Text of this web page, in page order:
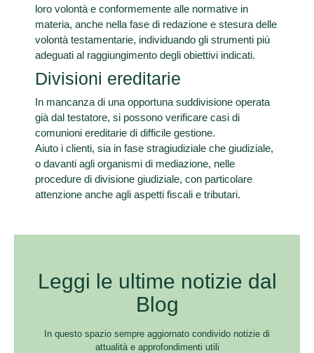
loro volontà e conformemente alle normative in
materia, anche nella fase di redazione e stesura delle
volontà testamentarie, individuando gli strumenti più
adeguati al raggiungimento degli obiettivi indicati.
Divisioni ereditarie
In mancanza di una opportuna suddivisione operata
già dal testatore, si possono verificare casi di
comunioni ereditarie di difficile gestione.
Aiuto i clienti, sia in fase stragiudiziale che giudiziale,
o davanti agli organismi di mediazione, nelle
procedure di divisione giudiziale, con particolare
attenzione anche agli aspetti fiscali e tributari.
Leggi le ultime notizie dal
Blog
In questo spazio sempre aggiornato condivido notizie di
attualità e approfondimenti utili